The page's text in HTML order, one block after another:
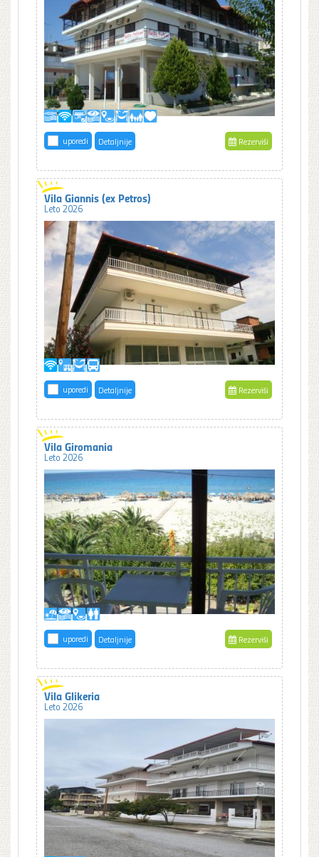
uporedi Detaljnije Rezerviši
Vila Giannis (ex Petros)
Leto 2026
uporedi Detaljnije Rezerviši
Vila Giromania
Leto 2026
uporedi Detaljnije Rezerviši
Vila Glikeria
Leto 2026